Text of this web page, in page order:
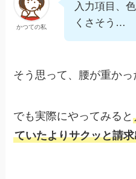
かつての私
入力項目、
くさそう…
そう思って、腰が重か
でも実際にやってみると
ていたよりサクッと請